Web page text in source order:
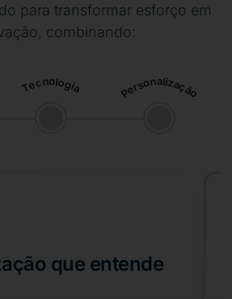
para transformar esforço em
combinando:
Tecnologia Personalização
que entende